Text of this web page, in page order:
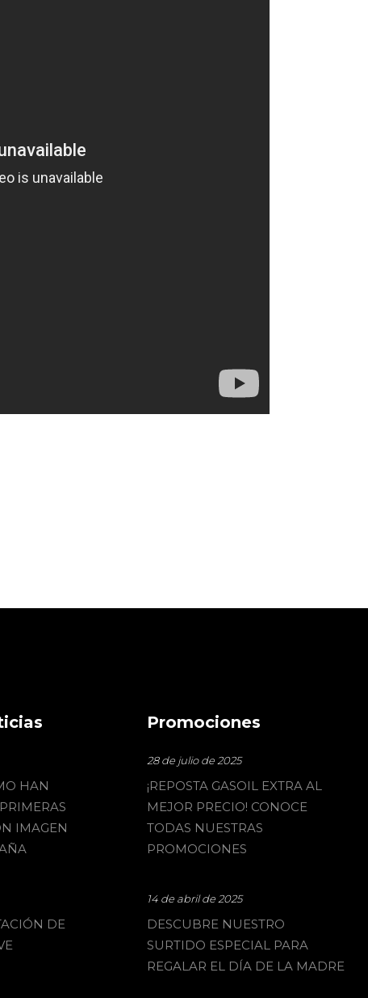
HAN
IMAGEN
DE
Promociones
28 de julio de 2025
¡REPOSTA GASOIL EXTRA AL
MEJOR PRECIO! CONOCE
TODAS NUESTRAS
PROMOCIONES
14 de abril de 2025
DESCUBRE NUESTRO
SURTIDO ESPECIAL PARA
REGALAR EL DÍA DE LA MADRE